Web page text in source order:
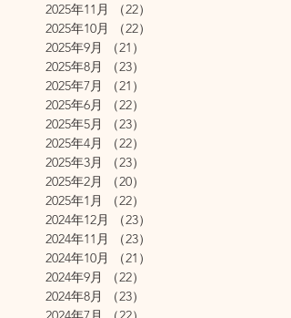
2025年11月
（22）
2025年10月
（22）
2025年9月
（21）
2025年8月
（23）
2025年7月
（21）
2025年6月
（22）
2025年5月
（23）
2025年4月
（22）
2025年3月
（23）
2025年2月
（20）
2025年1月
（22）
2024年12月
（23）
2024年11月
（23）
2024年10月
（21）
2024年9月
（22）
2024年8月
（23）